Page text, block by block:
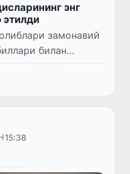
энг
этилди
замонавий
билан
15:38